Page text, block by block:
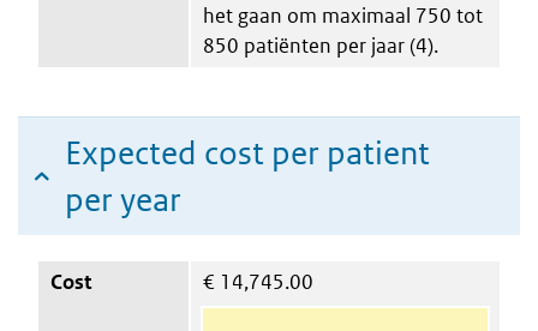
het gaan om maximaal 750 tot
850 patiënten per jaar (4).
Expected cost per patient
per year
Cost € 14,745.00